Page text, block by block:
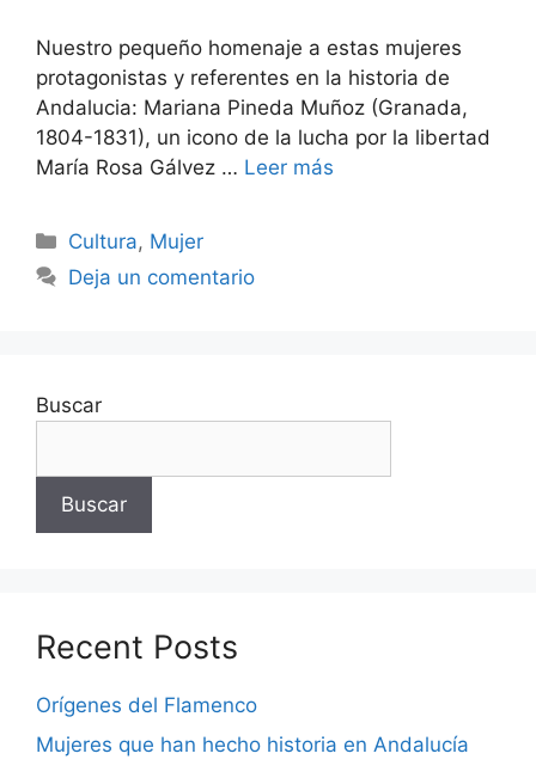
Nuestro pequeño homenaje a estas mujeres
protagonistas y referentes en la historia de
Andalucia: Mariana Pineda Muñoz (Granada,
1804-1831), un icono de la lucha por la libertad
María Rosa Gálvez … Leer más
Cultura, Mujer
Deja un comentario
Buscar
Buscar
Recent Posts
Orígenes del Flamenco
Mujeres que han hecho historia en Andalucía